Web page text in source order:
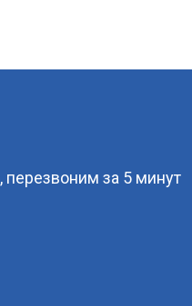
перезвоним за 5 минут